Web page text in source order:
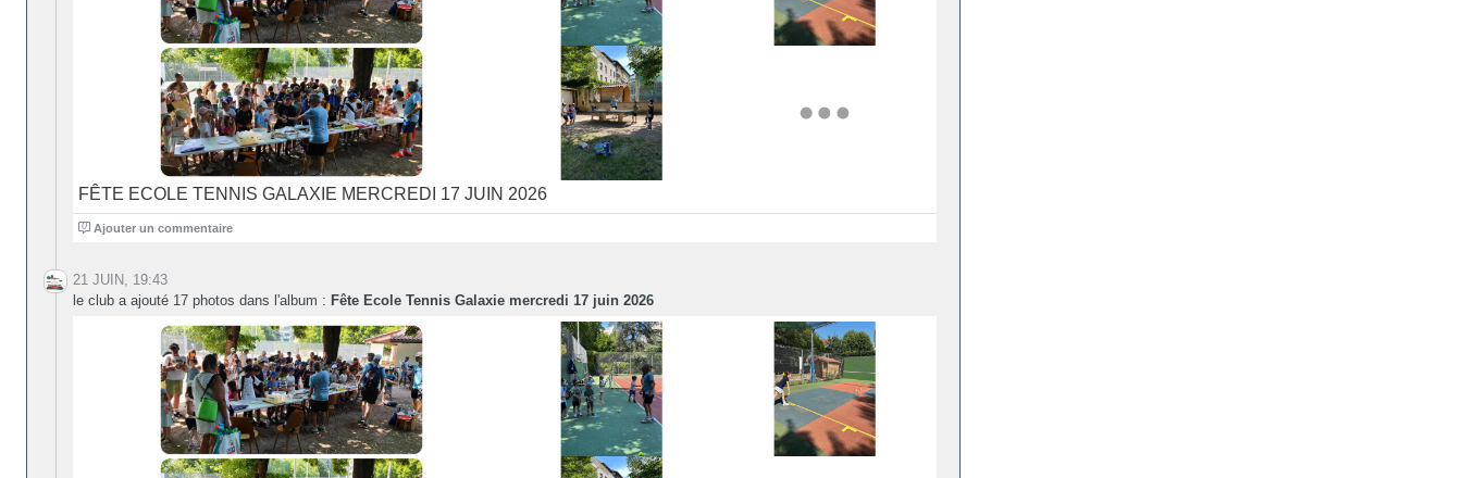
FÊTE ECOLE TENNIS GALAXIE MERCREDI 17 JUIN 2026
0 Ajouter un commentaire
21 JUIN, 19:43
le club a ajouté 17 photos dans l'album : Fête Ecole Tennis Galaxie mercredi 17 juin 2026